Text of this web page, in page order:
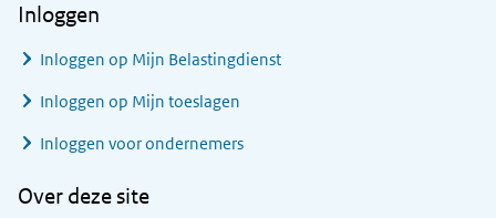
Inloggen
Inloggen op Mijn Belastingdienst
Inloggen op Mijn toeslagen
Inloggen voor ondernemers
Over deze site